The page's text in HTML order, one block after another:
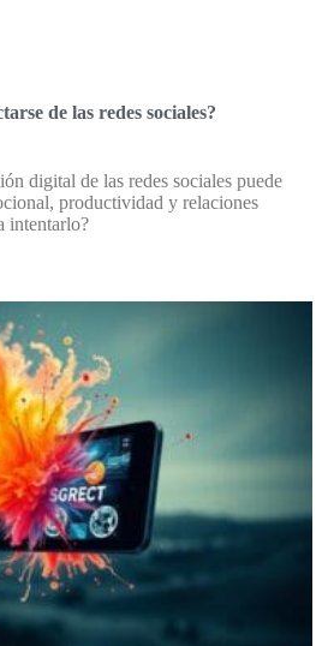
de las redes sociales?
digital de las redes sociales puede
productividad y relaciones
intentarlo?